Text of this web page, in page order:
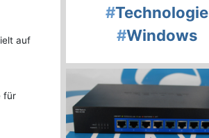
auf
für
#Technologie
#Windows